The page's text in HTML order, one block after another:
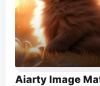
Aiarty Image